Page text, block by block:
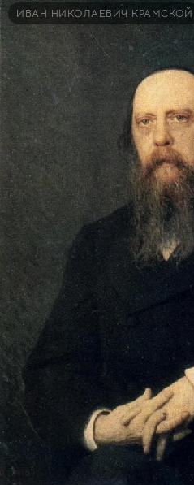
ИВАН НИКОЛАЕВИЧ КРАМСКОЙ